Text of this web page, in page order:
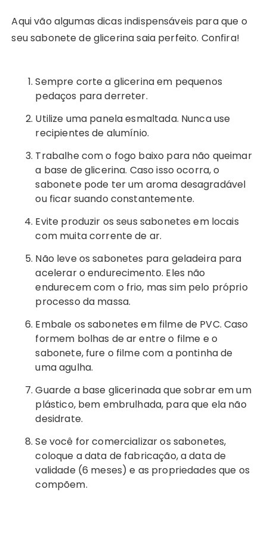
Aqui vão algumas dicas indispensáveis para que o
seu sabonete de glicerina saia perfeito. Confira!
Sempre corte a glicerina em pequenos
pedaços para derreter.
Utilize uma panela esmaltada. Nunca use
recipientes de alumínio.
Trabalhe com o fogo baixo para não queimar
a base de glicerina. Caso isso ocorra, o
sabonete pode ter um aroma desagradável
ou ficar suando constantemente.
Evite produzir os seus sabonetes em locais
com muita corrente de ar.
Não leve os sabonetes para geladeira para
acelerar o endurecimento. Eles não
endurecem com o frio, mas sim pelo próprio
processo da massa.
Embale os sabonetes em filme de PVC. Caso
formem bolhas de ar entre o filme e o
sabonete, fure o filme com a pontinha de
uma agulha.
Guarde a base glicerinada que sobrar em um
plástico, bem embrulhada, para que ela não
desidrate.
Se você for comercializar os sabonetes,
coloque a data de fabricação, a data de
validade (6 meses) e as propriedades que os
compõem.